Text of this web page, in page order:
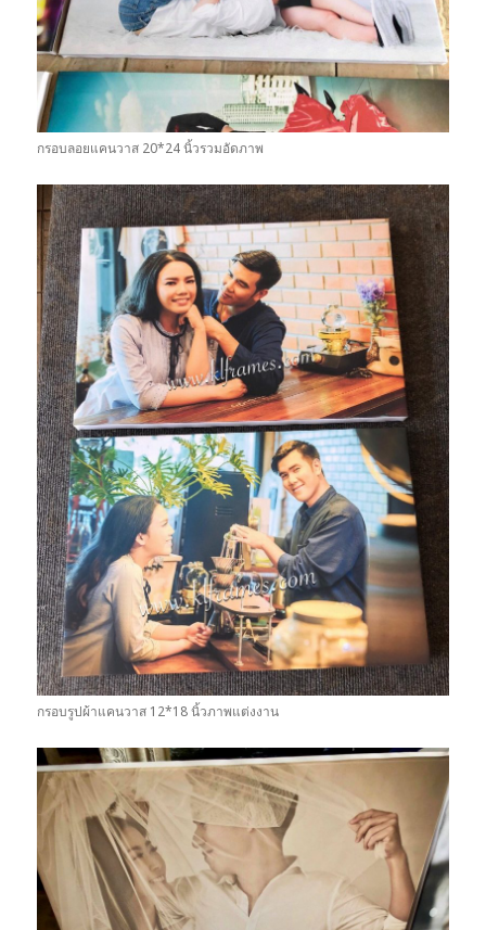
กรอบลอยแคนวาส 20*24 นิ้วรวมอัดภาพ
กรอบรูปผ้าแคนวาส 12*18 นิ้วภาพแต่งงาน